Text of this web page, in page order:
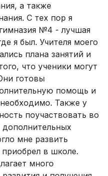
а также
С тех пор я
№4 - лучшая
я был. Учителя моего
плана занятий и
что ученики могут
готовы
помощь и
Также у
поучаствовать во
дополнительных
мне развить
в школе.
много